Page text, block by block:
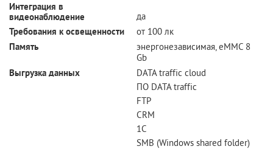
Интеграция в
видеонаблюдение
да
Требования к освещенности
от 100 лк
Память
энергонезависимая, eMMC 8
Gb
Выгрузка данных
DATA traffic cloud
ПО DATA traffic
FTP
CRM
1C
SMB (Windows shared folder)